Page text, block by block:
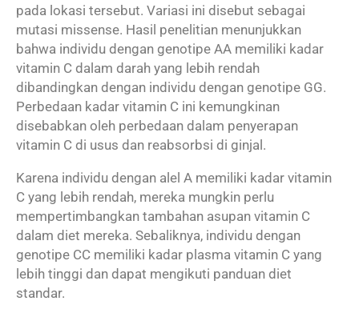
pada lokasi tersebut. Variasi ini disebut sebagai
mutasi missense. Hasil penelitian menunjukkan
bahwa individu dengan genotipe AA memiliki kadar
vitamin C dalam darah yang lebih rendah
dibandingkan dengan individu dengan genotipe GG.
Perbedaan kadar vitamin C ini kemungkinan
disebabkan oleh perbedaan dalam penyerapan
vitamin C di usus dan reabsorbsi di ginjal.
Karena individu dengan alel A memiliki kadar vitamin
C yang lebih rendah, mereka mungkin perlu
mempertimbangkan tambahan asupan vitamin C
dalam diet mereka. Sebaliknya, individu dengan
genotipe CC memiliki kadar plasma vitamin C yang
lebih tinggi dan dapat mengikuti panduan diet
standar.